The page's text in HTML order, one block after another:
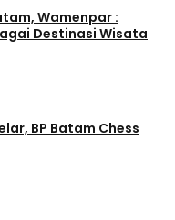
Wamenpar :
Destinasi Wisata
BP Batam Chess